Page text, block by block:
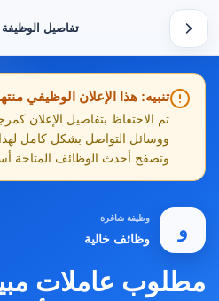
تفاصيل الوظيفة
تنبيه: هذا الإعلان الوظيفي
تم الاحتفاظ بتفاصيل الإعلان
ووسائل التواصل بشكل كامل
وتصفح أحدث الوظائف المتاحة
و
وظيفة شاغرة
وظائف خالية
مطلوب عاملات